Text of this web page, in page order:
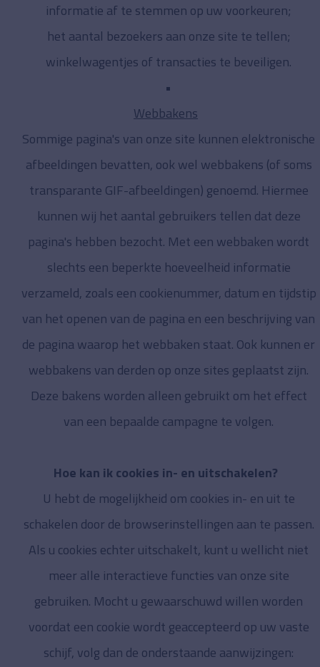
informatie af te stemmen op uw voorkeuren;
het aantal bezoekers aan onze site te tellen;
winkelwagentjes of transacties te beveiligen.
Webbakens
Sommige pagina's van onze site kunnen elektronische
afbeeldingen bevatten, ook wel webbakens (of soms
transparante GIF-afbeeldingen) genoemd. Hiermee
kunnen wij het aantal gebruikers tellen dat deze
pagina's hebben bezocht. Met een webbaken wordt
slechts een beperkte hoeveelheid informatie
verzameld, zoals een cookienummer, datum en tijdstip
van het openen van de pagina en een beschrijving van
de pagina waarop het webbaken staat. Ook kunnen er
webbakens van derden op onze sites geplaatst zijn.
Deze bakens worden alleen gebruikt om het effect
van een bepaalde campagne te volgen.
Hoe kan ik cookies in- en uitschakelen?
U hebt de mogelijkheid om cookies in- en uit te
schakelen door de browserinstellingen aan te passen.
Als u cookies echter uitschakelt, kunt u wellicht niet
meer alle interactieve functies van onze site
gebruiken. Mocht u gewaarschuwd willen worden
voordat een cookie wordt geaccepteerd op uw vaste
schijf, volg dan de onderstaande aanwijzingen: